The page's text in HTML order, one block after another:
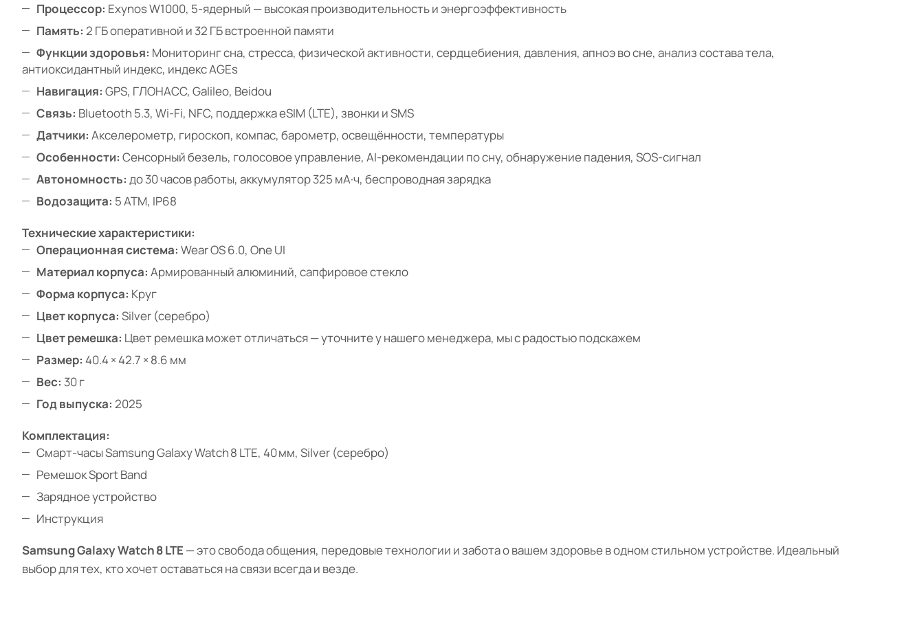
Процессор: Exynos W1000, 5-ядерный — высокая производительность и энергоэффективность
Память: 2 ГБ оперативной и 32 ГБ встроенной памяти
Функции здоровья: Мониторинг сна, стресса, физической активности, сердцебиения, давления, апноэ во сне, анализ состава тела,
антиоксидантный индекс, индекс AGEs
Навигация: GPS, ГЛОНАСС, Galileo, Beidou
Связь: Bluetooth 5.3, Wi-Fi, NFC, поддержка eSIM (LTE), звонки и SMS
Датчики: Акселерометр, гироскоп, компас, барометр, освещённости, температуры
Особенности: Сенсорный безель, голосовое управление, AI-рекомендации по сну, обнаружение падения, SOS-сигнал
Автономность: до 30 часов работы, аккумулятор 325 мА·ч, беспроводная зарядка
Водозащита: 5 ATM, IP68
Технические характеристики:
Операционная система: Wear OS 6.0, One UI
Материал корпуса: Армированный алюминий, сапфировое стекло
Форма корпуса: Круг
Цвет корпуса: Silver (серебро)
Цвет ремешка: Цвет ремешка может отличаться — уточните у нашего менеджера, мы с радостью подскажем
Размер: 40.4 × 42.7 × 8.6 мм
Вес: 30 г
Год выпуска: 2025
Комплектация:
Смарт-часы Samsung Galaxy Watch 8 LTE, 40 мм, Silver (серебро)
Ремешок Sport Band
Зарядное устройство
Инструкция
Samsung Galaxy Watch 8 LTE — это свобода общения, передовые технологии и забота о вашем здоровье в одном стильном устройстве. Идеальный
выбор для тех, кто хочет оставаться на связи всегда и везде.